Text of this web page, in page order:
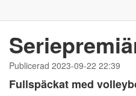
Publicerad 2023-09-22 22:39
Fullspäckat med